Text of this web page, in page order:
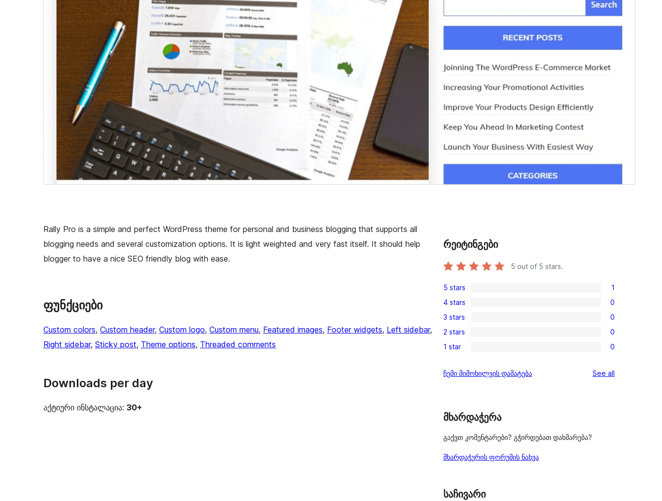
Rally Pro is a simple and perfect WordPress theme for personal and business blogging that supports all
blogging needs and several customization options. It is light weighted and very fast itself. It should help
blogger to have a nice SEO friendly blog with ease.
ფუნქციები
Custom colors, Custom header, Custom logo, Custom menu, Featured images, Footer widgets, Left sidebar
Right sidebar, Sticky post, Theme options, Threaded comments
Downloads per day
აქტიური ინსტალაცია: 30+
რეიტინგები
5 out of 5 stars.
1
5-
star
review
5 stars 1
0
4-
star
reviews
4 stars 0
0
3-
star
3 stars 0
0
2-
reviews
2 stars 0
0
star
1 star 0
ჩემი მიმოხილვის დამატება See all
მხარდაჭერა
გაქვთ კომენტარები? გჭირდებათ დახმარება?
მხარდაჭერის ფორუმის ნახვა
საჩივარი